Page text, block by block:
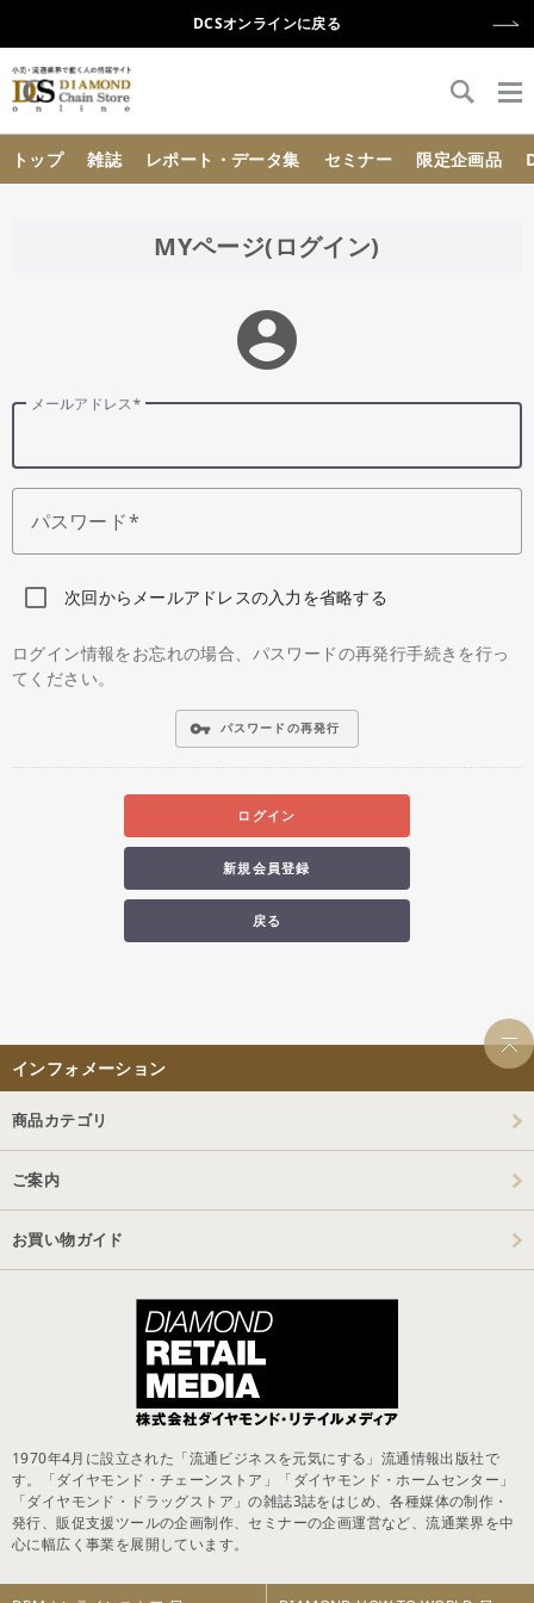
DCSオンラインに戻る
トップ 雑誌 レポート・データ集 セミナー 限定企画品
MYページ(ログイン)
account_circle
メールアドレス
パスワード
次回からメールアドレスの入力を省略する
ログイン情報をお忘れの場合、パスワードの再発行手続きを行っ
てください。
vpn_key パスワードの再発行
ログイン
新規会員登録
戻る
インフォメーション
商品カテゴリ
ご案内
お買い物ガイド
1970年4月に設立された「流通ビジネスを元気にする」流通情報出版社で
す。「ダイヤモンド・チェーンストア」「ダイヤモンド・ホームセンター」
「ダイヤモンド・ドラッグストア」の雑誌3誌をはじめ、各種媒体の制作・
発行、販促支援ツールの企画制作、セミナーの企画運営など、流通業界を中
心に幅広く事業を展開しています。